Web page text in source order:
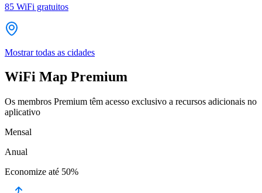
85 WiFi gratuitos
Mostrar todas as cidades
WiFi Map Premium
Os membros Premium têm acesso exclusivo a recursos adicionais no
aplicativo
Mensal
Anual
Economize até 50%